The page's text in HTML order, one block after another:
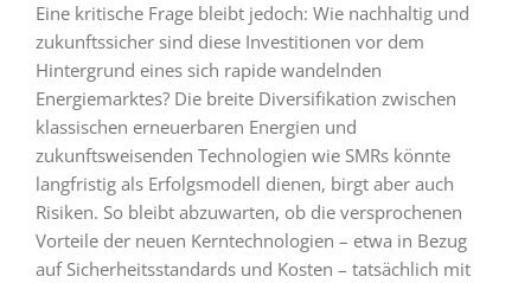
Eine kritische Frage bleibt jedoch: Wie nachhaltig und
zukunftssicher sind diese Investitionen vor dem
Hintergrund eines sich rapide wandelnden
Energiemarktes? Die breite Diversifikation zwischen
klassischen erneuerbaren Energien und
zukunftsweisenden Technologien wie SMRs könnte
langfristig als Erfolgsmodell dienen, birgt aber auch
Risiken. So bleibt abzuwarten, ob die versprochenen
Vorteile der neuen Kerntechnologien – etwa in Bezug
auf Sicherheitsstandards und Kosten – tatsächlich mit